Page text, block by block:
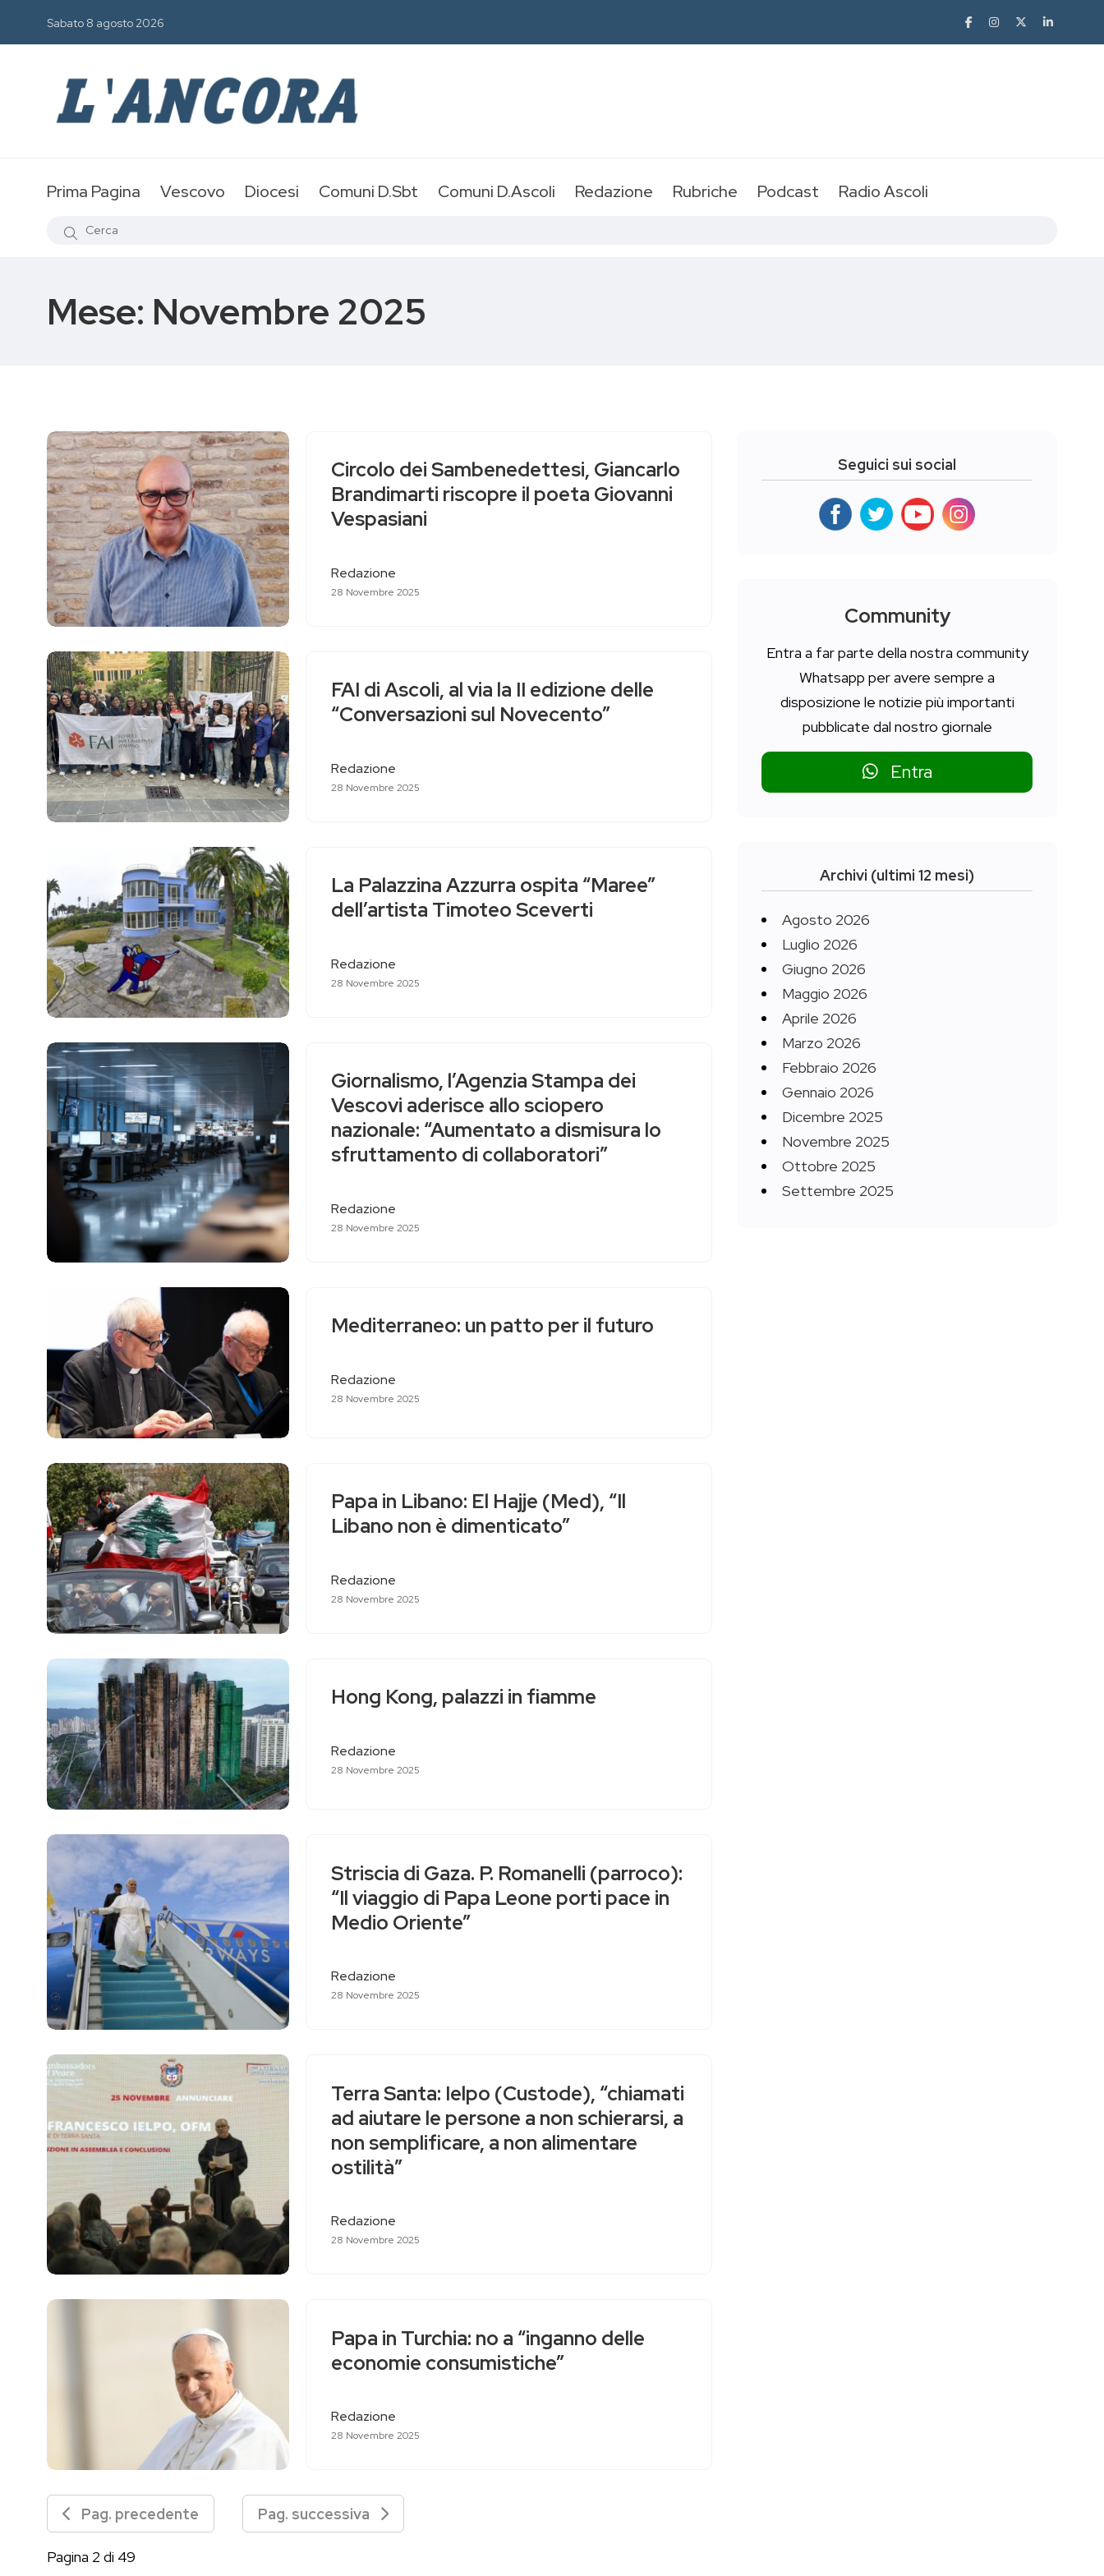
Sabato 8 agosto 2026
Prima Pagina Vescovo Diocesi Comuni D.Sbt Comuni D.Ascoli Redazione Rubriche Podcast Radio Ascoli
Mese: Novembre 2025
Circolo dei Sambenedettesi, Giancarlo
Brandimarti riscopre il poeta Giovanni
Vespasiani
Redazione
28 Novembre 2025
FAI di Ascoli, al via la II edizione delle
“Conversazioni sul Novecento”
Redazione
28 Novembre 2025
La Palazzina Azzurra ospita “Maree”
dell’artista Timoteo Sceverti
Redazione
28 Novembre 2025
Giornalismo, l’Agenzia Stampa dei
Vescovi aderisce allo sciopero
nazionale: “Aumentato a dismisura lo
sfruttamento di collaboratori”
Redazione
28 Novembre 2025
Mediterraneo: un patto per il futuro
Redazione
28 Novembre 2025
Papa in Libano: El Hajje (Med), “Il
Libano non è dimenticato”
Redazione
28 Novembre 2025
Hong Kong, palazzi in fiamme
Redazione
28 Novembre 2025
Striscia di Gaza. P. Romanelli (parroco):
“Il viaggio di Papa Leone porti pace in
Medio Oriente”
Redazione
28 Novembre 2025
Terra Santa: Ielpo (Custode), “chiamati
ad aiutare le persone a non schierarsi, a
non semplificare, a non alimentare
ostilità”
Redazione
28 Novembre 2025
Papa in Turchia: no a “inganno delle
economie consumistiche”
Redazione
28 Novembre 2025
Pag. precedente Pag. successiva
Pagina 2 di 49
Seguici sui social
Community
Entra a far parte della nostra community
Whatsapp per avere sempre a
disposizione le notizie più importanti
pubblicate dal nostro giornale
Entra
Archivi (ultimi 12 mesi)
Agosto 2026
Luglio 2026
Giugno 2026
Maggio 2026
Aprile 2026
Marzo 2026
Febbraio 2026
Gennaio 2026
Dicembre 2025
Novembre 2025
Ottobre 2025
Settembre 2025